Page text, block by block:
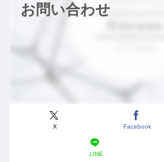
お問い合わせ
X Facebook
LINE